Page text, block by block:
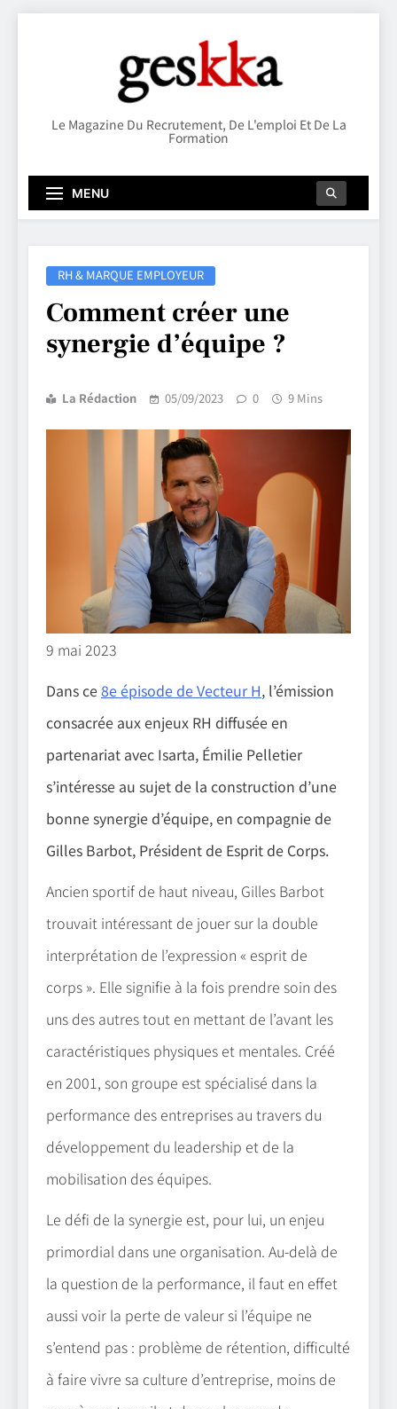
Geskka
Le Magazine Du Recrutement, De L'emploi Et De La
Formation
MENU
RH & MARQUE EMPLOYEUR
Comment créer une
synergie d’équipe ?
La Rédaction 05/09/2023 0 9 Mins
9 mai 2023
Dans ce8e épisode de Vecteur H, l’émission
consacrée aux enjeux RH diffusée en
partenariat avec Isarta, Émilie Pelletier
s’intéresse au sujet de la construction d’une
bonne synergie d’équipe, en compagnie de
Gilles Barbot, Président de Esprit de Corps.
Ancien sportif de haut niveau, Gilles Barbot
trouvait intéressant de jouer sur la double
interprétation de l’expression « esprit de
corps ». Elle signifie à la fois prendre soin des
uns des autres tout en mettant de l’avant les
caractéristiques physiques et mentales. Créé
en 2001, son groupe est spécialisé dans la
performance des entreprises au travers du
développement du leadership et de la
mobilisation des équipes.
Le défi de la synergie est, pour lui, un enjeu
primordial dans une organisation. Au-delà de
la question de la performance, il faut en effet
aussi voir la perte de valeur si l’équipe ne
s’entend pas : problème de rétention, difficulté
à faire vivre sa culture d’entreprise, moins de